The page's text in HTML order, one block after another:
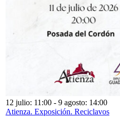
12 julio: 11:00 - 9 agosto: 14:00
Atienza. Exposición. Reciclavos